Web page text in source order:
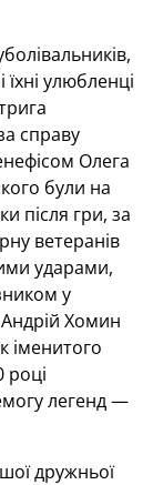
улюбленці
справу
Олега
були на
після гри, за
ветеранів
ударами,
у
Хомин
іменитого
році
легенд —
дружньої